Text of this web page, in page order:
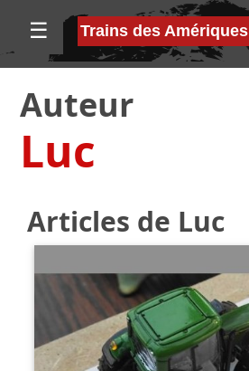
☰ Trains des Amériques
Auteur
Luc
Articles de Luc